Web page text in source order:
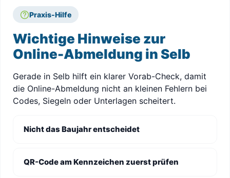
Praxis-Hilfe
Wichtige Hinweise zur
Online-Abmeldung in Selb
Gerade in Selb hilft ein klarer Vorab-Check, damit
die Online-Abmeldung nicht an kleinen Fehlern bei
Codes, Siegeln oder Unterlagen scheitert.
Nicht das Baujahr entscheidet
QR-Code am Kennzeichen zuerst prüfen